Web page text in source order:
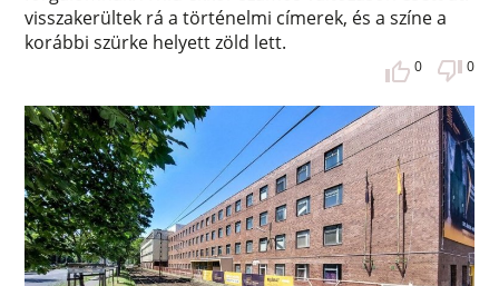
visszakerültek rá a történelmi címerek, és a színe a
korábbi szürke helyett zöld lett.
0 0